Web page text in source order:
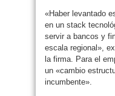
«Haber levantado
en un stack
servir a bancos y
escala regional»,
la firma. Para el
un «cambio
incumbente».